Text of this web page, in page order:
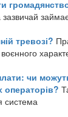
тревозі?
чи
операторів?
система